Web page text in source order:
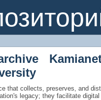
that collects, preserves, and
legacy; they facilitate